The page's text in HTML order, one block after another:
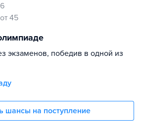
от 45
экзаменов, победив в одной из
шансы на поступление